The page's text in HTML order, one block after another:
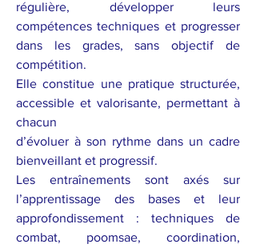
régulière, développer leurs
compétences techniques et progresser
dans les grades, sans objectif de
compétition.
Elle constitue une pratique structurée,
accessible et valorisante, permettant à
chacun
d’évoluer à son rythme dans un cadre
bienveillant et progressif.
Les entraînements sont axés sur
l’apprentissage des bases et leur
approfondissement : techniques de
combat, poomsae, coordination,